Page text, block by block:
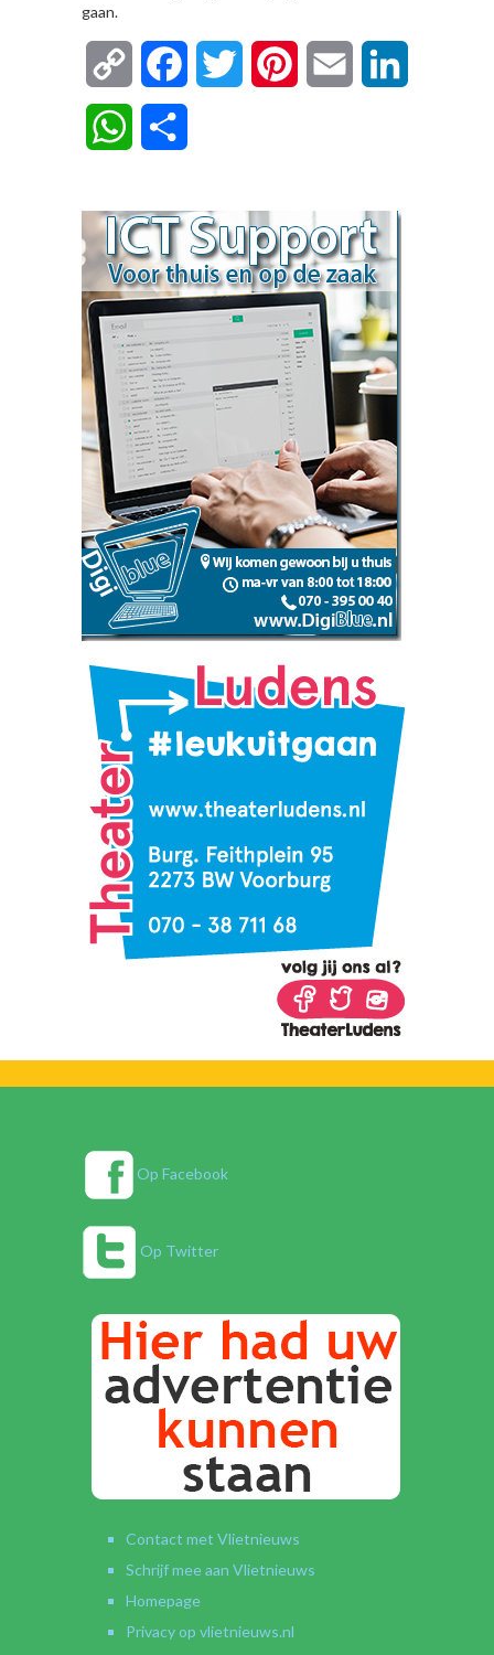
gaan.
Copy
Link
FacebookTwitter Pinterest Email
WhatsApp
Op Facebook
Op Twitter
Contact met Vlietnieuws
Schrijf mee aan Vlietnieuws
Homepage
Privacy op vlietnieuws.nl